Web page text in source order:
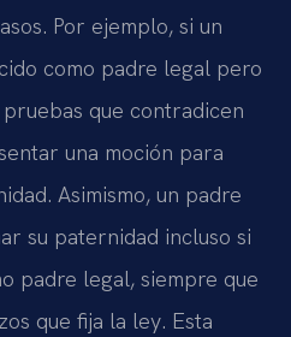
Por ejemplo, si un
como padre legal pero
que contradicen
una moción para
Asimismo, un padre
su paternidad incluso si
padre legal, siempre que
que fija la ley. Esta